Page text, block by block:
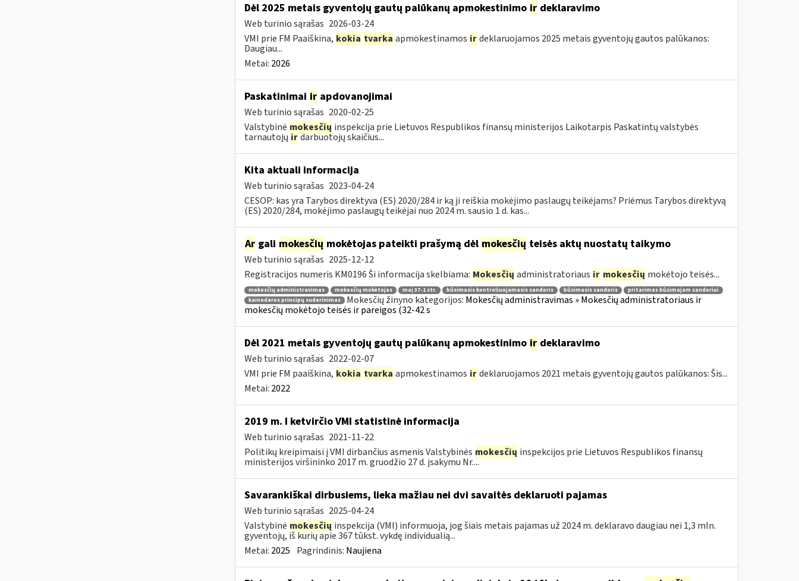
Dėl 2025 metais gyventojų gautų palūkanų apmokestinimo irdeklaravimo
Web turinio sąrašas 2026-03-24
VMI prie FM Paaiškina, kokia tvarka apmokestinamos ir deklaruojamos 2025 metais gyventojų gautos palūkanos:
Daugiau...
Metai: 2026
Paskatinimai irapdovanojimai
Web turinio sąrašas 2020-02-25
Valstybinė mokesčių inspekcija prie Lietuvos Respublikos finansų ministerijos Laikotarpis Paskatintų valstybės
tarnautojųirdarbuotojų skaičius...
Kita aktuali informacija
Web turinio sąrašas 2023-04-24
CESOP: kas yra Tarybos direktyva (ES) 2020/284 ir ką ji reiškia mokėjimo paslaugų teikėjams? Priėmus Tarybos direktyvą
(ES) 2020/284, mokėjimo paslaugų teikėjai nuo 2024 m. sausio 1 d. kas...
Argali mokesčių mokėtojas pateikti prašymą dėl mokesčių teisės aktų nuostatų taikymo
Web turinio sąrašas 2025-12-12
Registracijos numeris KM0196 Ši informacija skelbiama: Mokesčių administratoriaus ir mokesčių mokėtojo teisės...
mokesčių administravimas mokesčių mokėtojas maį 37-1 str. būsimasis kontroliuojamasis sandoris būsimasis sandoris
pritarimas būsimajam sandoriui
kainodaros principų suderinimas
Mokesčių žinyno kategorijos: Mokesčių administravimas » Mokesčių administratoriaus ir
mokesčių mokėtojo teisės ir pareigos (32-42 s
Dėl 2021 metais gyventojų gautų palūkanų apmokestinimo irdeklaravimo
Web turinio sąrašas 2022-02-07
VMI prie FM paaiškina, kokia tvarka apmokestinamos ir deklaruojamos 2021 metais gyventojų gautos palūkanos: Šis...
Metai: 2022
2019 m. I ketvirčio VMI statistinė informacija
Web turinio sąrašas 2021-11-22
Politikų kreipimaisi į VMI dirbančius asmenis Valstybinės mokesčių inspekcijos prie Lietuvos Respublikos finansų
ministerijos viršininko 2017 m. gruodžio 27 d. įsakymu Nr....
Savarankiškai dirbusiems, lieka mažiau nei dvi savaitės deklaruoti pajamas
Web turinio sąrašas 2025-04-24
Valstybinė mokesčių inspekcija (VMI) informuoja, jog šiais metais pajamas už 2024 m. deklaravo daugiau nei 1,3 mln.
gyventojų, iš kurių apie 367 tūkst. vykdę individualią...
Metai: 2025 Pagrindinis: Naujiena